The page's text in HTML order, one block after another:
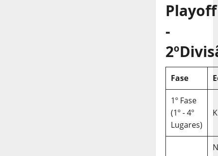
Playoff
-
Fase
1º Fase
(1º - 4º
Lugares)